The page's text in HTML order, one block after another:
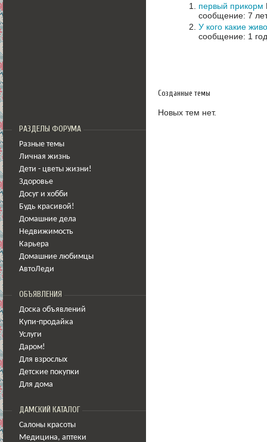
РАЗДЕЛЫ ФОРУМА
Разные темы
Личная жизнь
Дети - цветы жизни!
Здоровье
Досуг и хобби
Будь красивой!
Домашние дела
Недвижимость
Карьера
Домашние любимцы
АвтоЛеди
ОБЪЯВЛЕНИЯ
Доска объявлений
Купи-продайка
Услуги
Даром!
Для взрослых
Детские покупки
Для дома
ДАМСКИЙ КАТАЛОГ
Салоны красоты
Медицина, аптеки
первый прикорм
сообщение: 7
У кого какие
сообщение: 1
Созданные темы
Новых тем нет.